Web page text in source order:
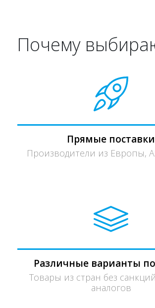
Почему
Прямые поставки
Производители из Европы,
Различные варианты
Товары из стран без
аналогов